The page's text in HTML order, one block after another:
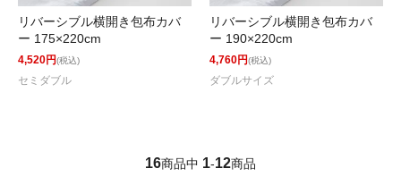
リバーシブル横開き包布カバ
ー 175×220cm
4,520円(税込)
セミダブル
リバーシブル横開き包布カバ
ー 190×220cm
4,760円(税込)
ダブルサイズ
16商品中 1-12商品